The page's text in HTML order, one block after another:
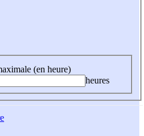
(en heure)
heures